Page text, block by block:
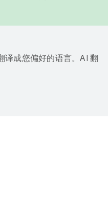
译成您偏好的语言。AI 翻